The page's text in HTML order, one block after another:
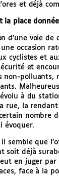
et déjà
la place
d’une voie de
occasion
cyclistes et
et
non-polluants,
à du
rue, la
nombre
évoquer.
il semble que
soit déjà
en juger
face à la